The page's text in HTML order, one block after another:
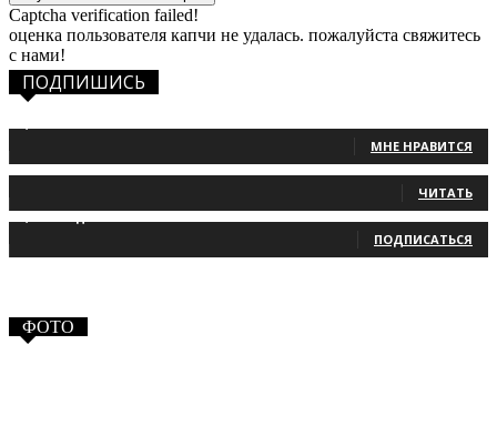
Captcha verification failed!
оценка пользователя капчи не удалась. пожалуйста свяжитесь
с нами!
ПОДПИШИСЬ
МНЕ НРАВИТСЯ
ЧИТАТЬ
ПОДПИСАТЬСЯ
ФОТО